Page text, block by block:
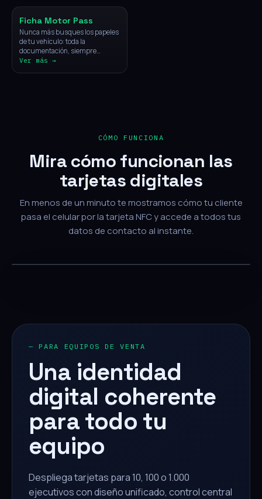
Vehículos
Ficha Motor Pass
Nunca más busques los papeles
de tu vehículo: toda la
documentación, siempre
disponible con un solo toque.
Ver más →
CÓMO FUNCIONA
Mira cómo funcionan las
tarjetas digitales
En menos de un minuto te mostramos cómo tu cliente
pasa el celular por la tarjeta NFC y accede a todos tus
datos de contacto al instante.
— PARA EQUIPOS DE VENTA
Una identidad
digital coherente
para todo tu
equipo
Despliega tarjetas para 10, 100 o 1.000
ejecutivos con diseño unificado, control central